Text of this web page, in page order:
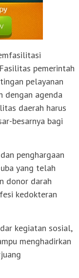
pemerintah
pelayanan
dengan agenda
daerah harus
besarnya bagi
penghargaan
yang telah
donor darah
kedokteran
kegiatan sosial,
menghadirkan